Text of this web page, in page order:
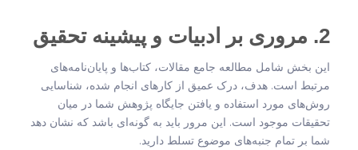
2. مروری بر ادبیات و پیشینه تحقیق
این بخش شامل مطالعه جامع مقالات، کتاب‌ها و پایان‌نامه‌های
مرتبط است. هدف، درک عمیق از کارهای انجام شده، شناسایی
روش‌های مورد استفاده و یافتن جایگاه پژوهش شما در میان
تحقیقات موجود است. این مرور باید به گونه‌ای باشد که نشان دهد
شما بر تمام جنبه‌های موضوع تسلط دارید.